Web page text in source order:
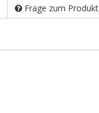
Frage zum Produkt